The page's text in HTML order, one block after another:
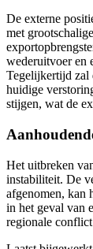
De externe
met
wederuitvoer en
Tegelijkertijd zal
huidige
stijgen, wat de
Het uitbreken
instabiliteit. De
afgenomen, kan
in het geval van
regionale